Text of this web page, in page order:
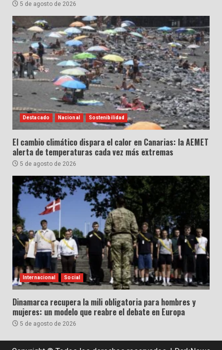
5 de agosto de 2026
Destacado Nacional Sostenibilidad
El cambio climático dispara el calor en Canarias: la AEMET
alerta de temperaturas cada vez más extremas
5 de agosto de 2026
Internacional Social
Dinamarca recupera la mili obligatoria para hombres y
mujeres: un modelo que reabre el debate en Europa
5 de agosto de 2026